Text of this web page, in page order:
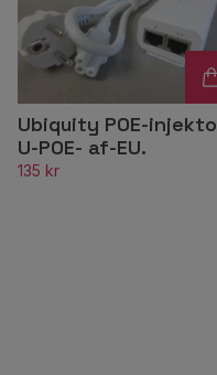
Ubiquity POE-injekto
U-POE- af-EU.
135 kr